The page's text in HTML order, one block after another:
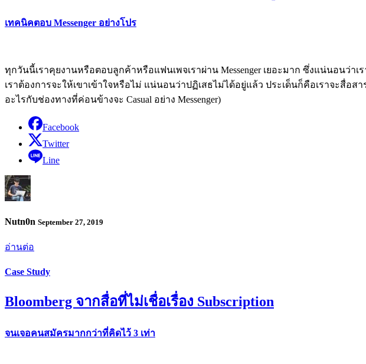
เทคนิคตอบ Messenger อย่างโปร
ทุกวันนี้เราคุยงานหรือตอบลูกค้าหรือแฟนเพจเราผ่าน Messenger เยอะมาก ซึ่งแน่นอนว่
เราต้องการจะให้เขาเข้าใจหรือไม่ แน่นอนว่าปฏิเสธไม่ได้อยู่แล้ว ประเด็นก็คือเราจะสื่อ
อะไรกับช่องทางที่ค่อนข้างจะ Casual อย่าง Messenger)
Facebook
Twitter
Line
Nutn0n September 27, 2019
อ่านต่อ
Case Study
Bloomberg จากสื่อที่ไม่เชื่อเรื่อง Subscription
จนเจอคนสมัครมากกว่าที่คิดไว้ 3 เท่า